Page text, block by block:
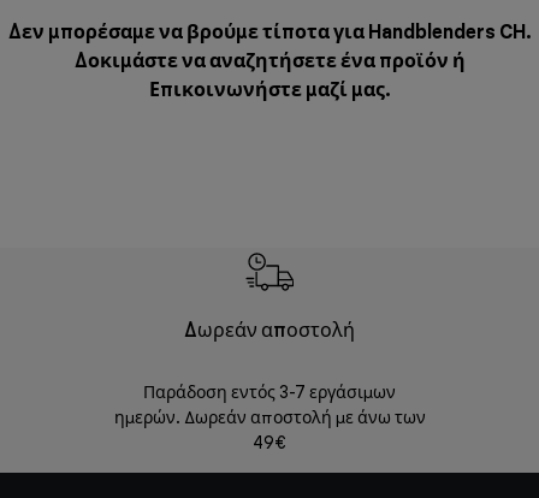
Δεν μπορέσαμε να βρούμε τίποτα για Handblenders CH.
Δοκιμάστε να αναζητήσετε ένα προϊόν ή
Επικοινωνήστε μαζί μας.
Δωρεάν αποστολή
Παράδοση εντός 3-7 εργάσιμων
ημερών. Δωρεάν αποστολή με άνω των
49€